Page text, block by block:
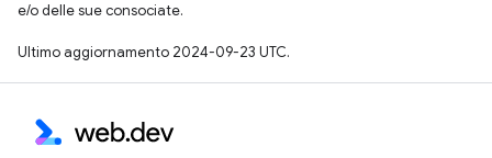
e/o delle sue consociate.
Ultimo aggiornamento 2024-09-23 UTC.